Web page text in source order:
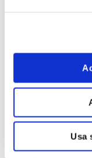
Usa
vengono in mente
nei nostri oceani o
insopportabile. In
delle nostre mure di
e dell’aria, nella